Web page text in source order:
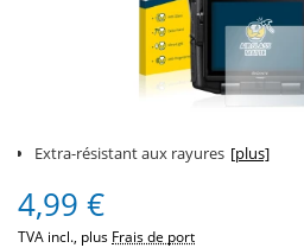
Extra-résistant aux rayures [plus]
4,99 €
TVA incl., plus Frais de port